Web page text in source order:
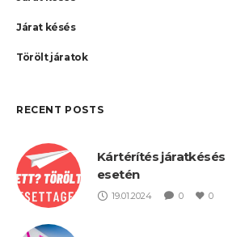
Járat késés
Törölt járatok
RECENT POSTS
Kártérítés
esetén
19.01.2024 0 0